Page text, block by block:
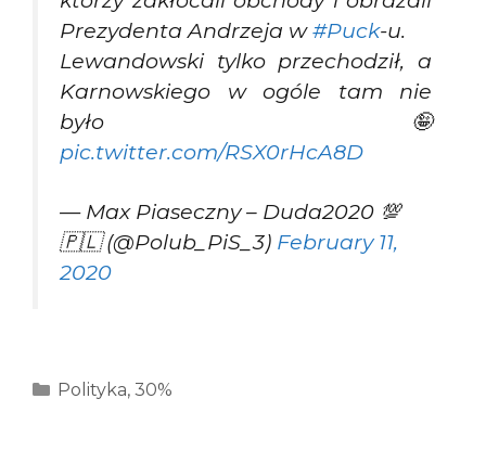
Prezydenta Andrzeja w#Puck-u.
Lewandowski tylko przechodził, a
Karnowskiego w ogóle tam nie
było🤪
pic.twitter.com/RSX0rHcA8D
— Max Piaseczny – Duda2020 💯
🇵🇱 (@Polub_PiS_3) February 11,
2020
Kategorie
Polityka, 30%